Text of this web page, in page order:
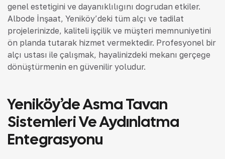
genel estetiğini ve dayanıklılığını doğrudan etkiler.
Albode İnşaat, Yeniköy’deki tüm alçı ve tadilat
projelerinizde, kaliteli işçilik ve müşteri memnuniyetini
ön planda tutarak hizmet vermektedir. Profesyonel bir
alçı ustası ile çalışmak, hayalinizdeki mekanı gerçeğe
dönüştürmenin en güvenilir yoludur.
Yeniköy’de Asma Tavan
Sistemleri Ve Aydınlatma
Entegrasyonu